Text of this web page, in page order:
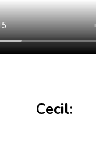
Cecil: